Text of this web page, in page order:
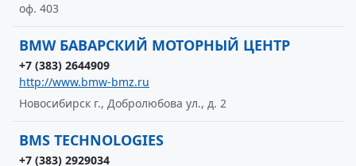
оф. 403
BMW БАВАРСКИЙ МОТОРНЫЙ ЦЕНТР
+7 (383) 2644909
http://www.bmw-bmz.ru
Новосибирск г., Добролюбова ул., д. 2
BMS TECHNOLOGIES
+7 (383) 2929034